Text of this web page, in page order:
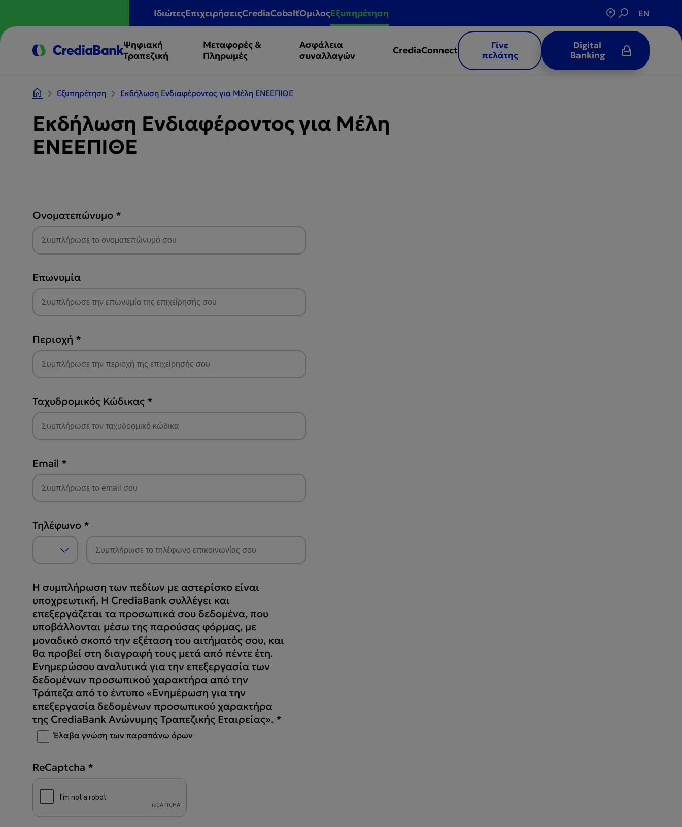
ΙδιώτεςΕπιχειρήσειςCrediaCobaltΌμιλοςΕξυπηρέτηση EN
Ψηφιακή
Τραπεζική
Μεταφορές &
Πληρωμές
Ασφάλεια
συναλλαγών
CrediaConnect
Γίνε
πελάτης
Digital
Banking
Εξυπηρέτηση Εκδήλωση Ενδιαφέροντος για Μέλη ΕΝΕΕΠΙΘΕ
Εκδήλωση Ενδιαφέροντος για Μέλη
ΕΝΕΕΠΙΘΕ
Ονοματεπώνυμο *
Επωνυμία
Περιοχή *
Ταχυδρομικός Κώδικας *
Email *
Τηλέφωνο *
Η συμπλήρωση των πεδίων με αστερίσκο είναι
υποχρεωτική. Η CrediaBank συλλέγει και
επεξεργάζεται τα προσωπικά σου δεδομένα, που
υποβάλλονται μέσω της παρούσας φόρμας, με
μοναδικό σκοπό την εξέταση του αιτήματός σου, και
θα προβεί στη διαγραφή τους μετά από πέντε έτη.
Ενημερώσου αναλυτικά για την επεξεργασία των
δεδομένων προσωπικού χαρακτήρα από την
Τράπεζα από το έντυπο «Ενημέρωση για την
επεξεργασία δεδομένων προσωπικού χαρακτήρα
της CrediaBank Ανώνυμης Τραπεζικής Εταιρείας». *
Έλαβα γνώση των παραπάνω όρων
ReCaptcha *